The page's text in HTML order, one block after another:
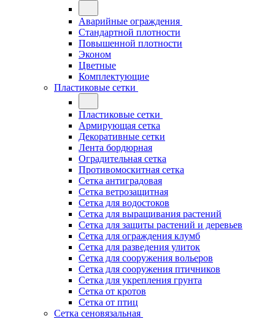
Аварийные ограждения
Стандартной плотности
Повышенной плотности
Эконом
Цветные
Комплектующие
Пластиковые сетки
Пластиковые сетки
Армирующая сетка
Декоративные сетки
Лента бордюрная
Оградительная сетка
Противомоскитная сетка
Сетка антиградовая
Сетка ветрозащитная
Сетка для водостоков
Сетка для выращивания растений
Сетка для защиты растений и деревьев
Сетка для ограждения клумб
Сетка для разведения улиток
Сетка для сооружения вольеров
Сетка для сооружения птичников
Сетка для укрепления грунта
Сетка от кротов
Сетка от птиц
Сетка сеновязальная